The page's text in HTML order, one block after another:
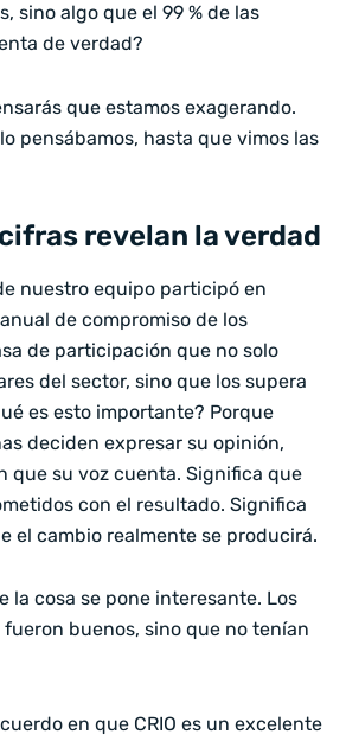
sino algo que el 99 % de las
de verdad?
que estamos exagerando.
pensábamos, hasta que vimos las
revelan la verdad
nuestro equipo participó en
de compromiso de los
de participación que no solo
del sector, sino que los supera
es esto importante? Porque
deciden expresar su opinión,
que su voz cuenta. Significa que
con el resultado. Significa
el cambio realmente se producirá.
la cosa se pone interesante. Los
buenos, sino que no tenían
en que CRIO es un excelente